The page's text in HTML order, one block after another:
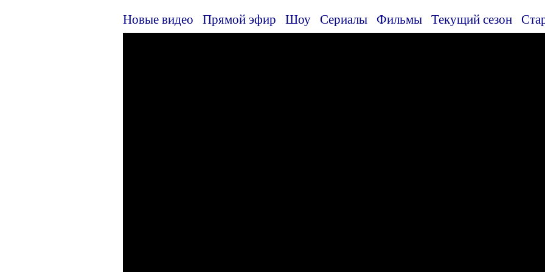
Новые видео Прямой эфир Шоу Сериалы Фильмы Текущий сезон